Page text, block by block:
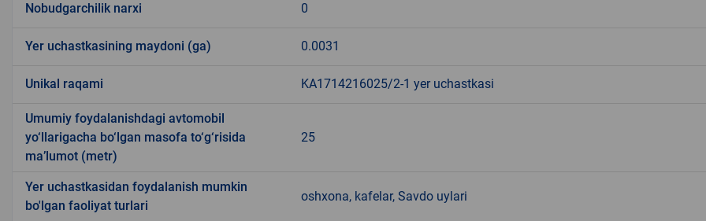
Nobudgarchilik narxi 0
Yer uchastkasining maydoni (ga) 0.0031
Unikal raqami KA1714216025/2-1 yer uchastkasi
Umumiy foydalanishdagi avtomobil
yo‘llarigacha bo‘lgan masofa to‘g‘risida
ma’lumot (metr)
25
Yer uchastkasidan foydalanish mumkin
bo'lgan faoliyat turlari
oshxona, kafelar, Savdo uylari